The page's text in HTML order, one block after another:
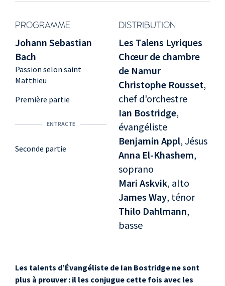
PROGRAMME DISTRIBUTION
Johann Sebastian
Bach
Passion selon saint
Matthieu
Première partie
ENTRACTE
Seconde partie
Les Talens Lyriques
Chœur de chambre
de Namur
Christophe Rousset,
chef d'orchestre
Ian Bostridge,
évangéliste
Benjamin Appl, Jésus
Anna El-Khashem,
soprano
Mari Askvik, alto
James Way, ténor
Thilo Dahlmann,
basse
Les talents d’Évangéliste de Ian Bostridge ne sont
plus à prouver : il les conjugue cette fois avec les